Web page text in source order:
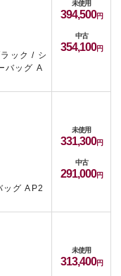
ック / シ
バッグ A
未使用
394,500
中古
354,100
ッグ AP2
未使用
331,300
中古
291,000
未使用
313,400